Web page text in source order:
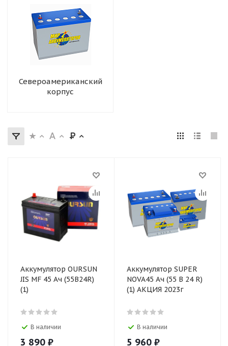
Североамериканский
корпус
Аккумулятор OURSUN
JIS MF 45 Ач (55B24R)
(1)
В наличии
3 890 ₽
Аккумулятор SUPER
NOVA45 Ач (55 В 24 R)
(1) АКЦИЯ 2023г
В наличии
5 960 ₽